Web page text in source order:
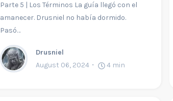
Parte 5 | Los Términos La guía llegó con el
amanecer. Drusniel no había dormido.
Pasó…
Drusniel
August 06, 2024
4 min